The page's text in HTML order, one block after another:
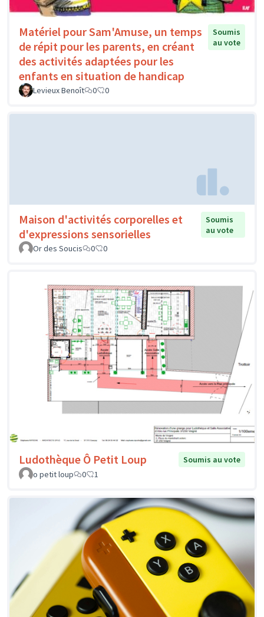
Matériel pour Sam'Amuse, un temps
de répit pour les parents, en créant
des activités adaptées pour les
enfants en situation de handicap
Soumis
au vote
Levieux Benoît 0 0
Maison d'activités corporelles et
d'expressions sensorielles
Soumis
au vote
Or des Soucis
0 0
Ludothèque Ô Petit Loup
Soumis au vote
o petit loup
0 1